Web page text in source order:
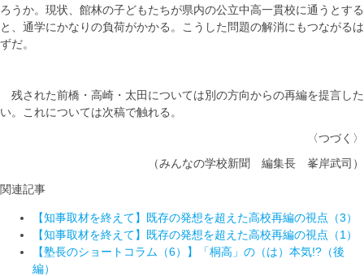
ろうか。現状、館林の子どもたちが県内の公立中高一貫校に通うとする
と、通学にかなりの負荷がかかる。こうした問題の解消にもつながるは
ずだ。
残された前橋・高崎・太田については別の方向からの再編を提言した
い。これについては次稿で触れる。
〈つづく〉
（みんなの学校新聞 編集長 峯岸武司）
関連記事
【知事取材を終えて】既存の発想を超えた高校再編の視点（3）
【知事取材を終えて】既存の発想を超えた高校再編の視点（1）
【塾長のショートコラム（6）】「桐高」の（は）本気!?（後
編）